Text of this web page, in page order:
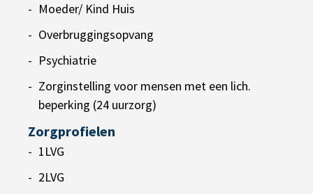
Moeder/ Kind Huis
Overbruggingsopvang
Psychiatrie
Zorginstelling voor mensen met een lich.
beperking (24 uurzorg)
Zorgprofielen
1LVG
2LVG